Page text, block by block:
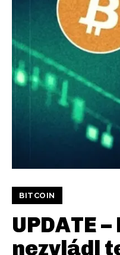
BITCOIN
UPDATE
nezvládl